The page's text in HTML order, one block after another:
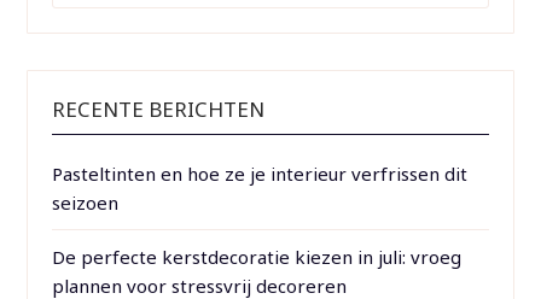
RECENTE BERICHTEN
Pasteltinten en hoe ze je interieur verfrissen dit
seizoen
De perfecte kerstdecoratie kiezen in juli: vroeg
plannen voor stressvrij decoreren